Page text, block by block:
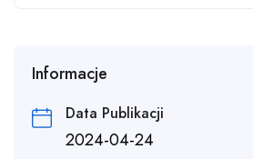
Informacje
Data Publikacji
2024-04-24